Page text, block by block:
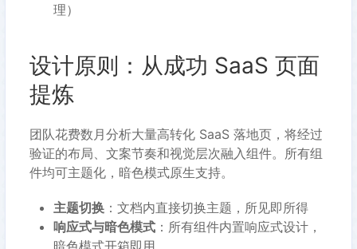
理）
设计原则：从成功 SaaS 页面
提炼
团队花费数月分析大量高转化 SaaS 落地页，将经过
验证的布局、文案节奏和视觉层次融入组件。所有组
件均可主题化，暗色模式原生支持。
主题切换 ：文档内直接切换主题，所见即所得
响应式与暗色模式 ：所有组件内置响应式设计，